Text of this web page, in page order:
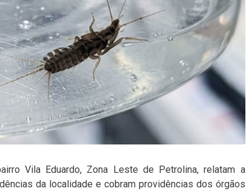
Vila Eduardo, Zona Leste de Petrolina, relatam a
da localidade e cobram providências dos órgãos